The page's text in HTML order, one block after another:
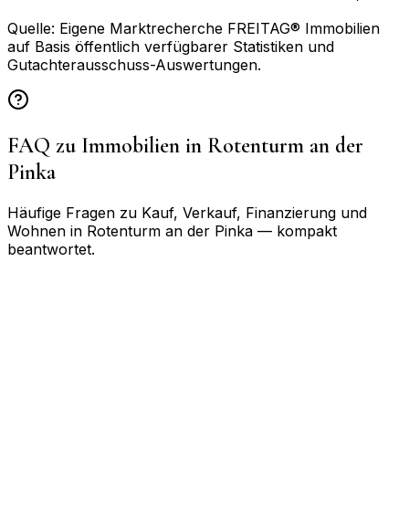
Quelle: Eigene Marktrecherche FREITAG® Immobilien
auf Basis öffentlich verfügbarer Statistiken und
Gutachterausschuss-Auswertungen.
FAQ zu Immobilien in Rotenturm an der
Pinka
Häufige Fragen zu Kauf, Verkauf, Finanzierung und
Wohnen in Rotenturm an der Pinka — kompakt
beantwortet.